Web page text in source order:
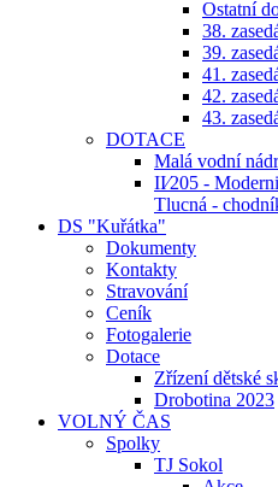
Ostatní
38.
39.
41.
42.
43.
DOTACE
Malá vodní
II⁄205 -
Tlucná -
DS "Kuřátka"
Dokumenty
Kontakty
Stravování
Ceník
Fotogalerie
Dotace
Zřízení dětské
Drobotina 2023
VOLNÝ ČAS
Spolky
TJ Sokol